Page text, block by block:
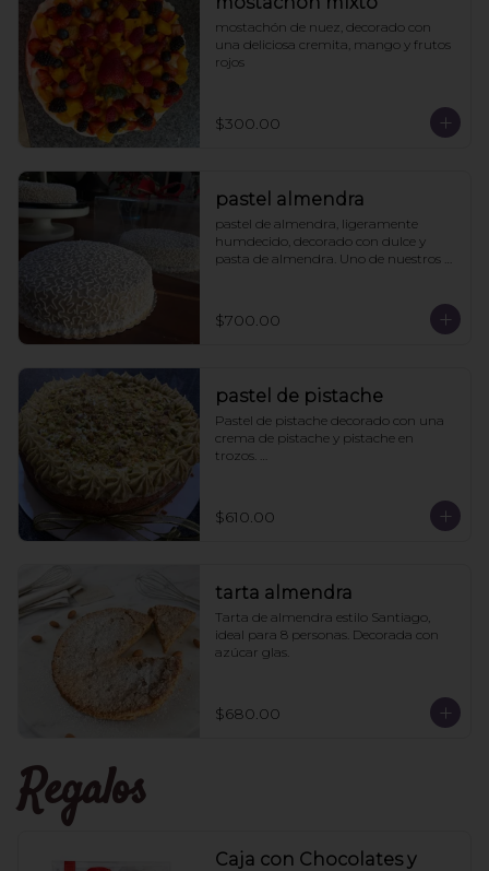
mostachón de nuez, decorado con
una deliciosa cremita, mango y frutos
rojos
$300.00
pastel almendra
pastel de almendra, ligeramente
humdecido, decorado con dulce y
pasta de almendra. Uno de nuestros
$700.00
pastel de pistache
Pastel de pistache decorado con una
crema de pistache y pistache en
trozos.
los que les guste más el pan húmedo.
6 personas
$610.00
tarta almendra
Tarta de almendra estilo Santiago,
ideal para 8 personas. Decorada con
azúcar glas.
$680.00
Regalos
Caja con Chocolates y